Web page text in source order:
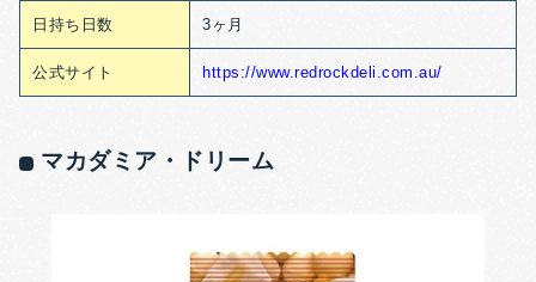
日持ち日数 3ヶ月
公式サイト https://www.redrockdeli.com.au/
マカダミア・ドリーム